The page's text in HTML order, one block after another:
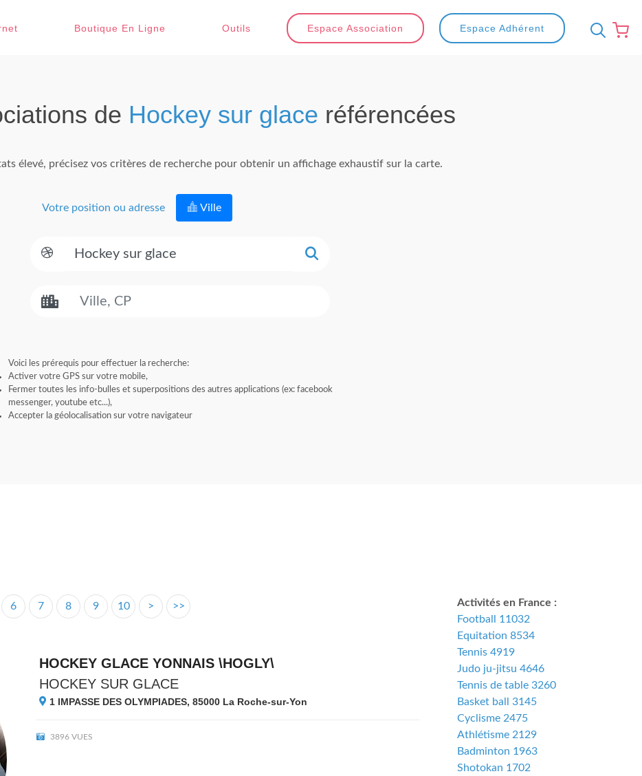
Boutique En Ligne Outils Espace Association Espace Adhérent
de Hockey sur glace référencées
élevé, précisez vos critères de recherche pour obtenir un affichage exhaustif sur la carte.
Votre position ou adresse Ville
Voici les prérequis pour effectuer la recherche:
Activer votre GPS sur votre mobile,
Fermer toutes les info-bulles et superpositions des autres applications (ex: facebook
messenger, youtube etc...),
Accepter la géolocalisation sur votre navigateur
6 7 8 9 10 > >>
HOCKEY GLACE YONNAIS \HOGLY\
HOCKEY SUR GLACE
1 IMPASSE DES OLYMPIADES, 85000 La Roche-sur-Yon
3896 VUES
Activités en France :
Football 11032
Equitation 8534
Tennis 4919
Judo ju-jitsu 4646
Tennis de table 3260
Basket ball 3145
Cyclisme 2475
Athlétisme 2129
Badminton 1963
Shotokan 1702